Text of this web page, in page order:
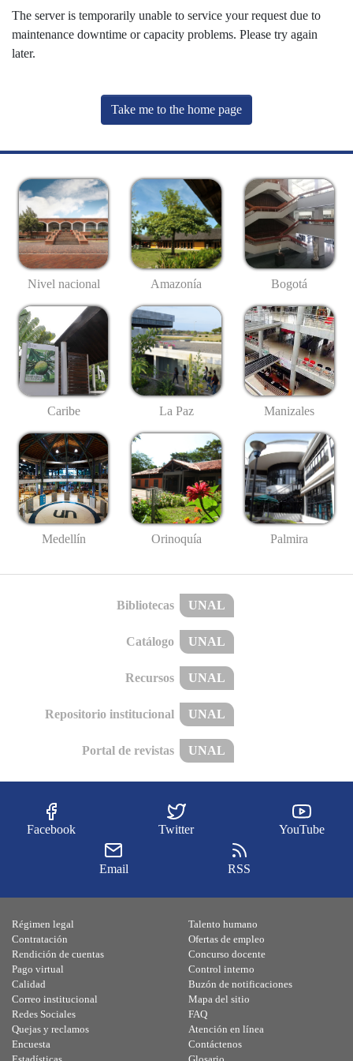
The server is temporarily unable to service your request due to
maintenance downtime or capacity problems. Please try again
later.
Take me to the home page
Nivel nacional Amazonía Bogotá
Caribe La Paz Manizales
Medellín Orinoquía Palmira
Bibliotecas UNAL
Catálogo UNAL
Recursos UNAL
Repositorio institucional UNAL
Portal de revistas UNAL
Facebook Twitter YouTube
Email RSS
Régimen legal
Contratación
Rendición de cuentas
Pago virtual
Calidad
Talento humano
Ofertas de empleo
Concurso docente
Control interno
Buzón de notificaciones
Correo institucional
Redes Sociales
Quejas y reclamos
Encuesta
Mapa del sitio
FAQ
Atención en línea
Contáctenos